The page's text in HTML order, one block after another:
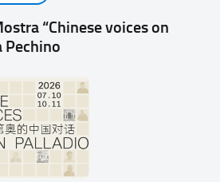
“Chinese voices on
Pechino